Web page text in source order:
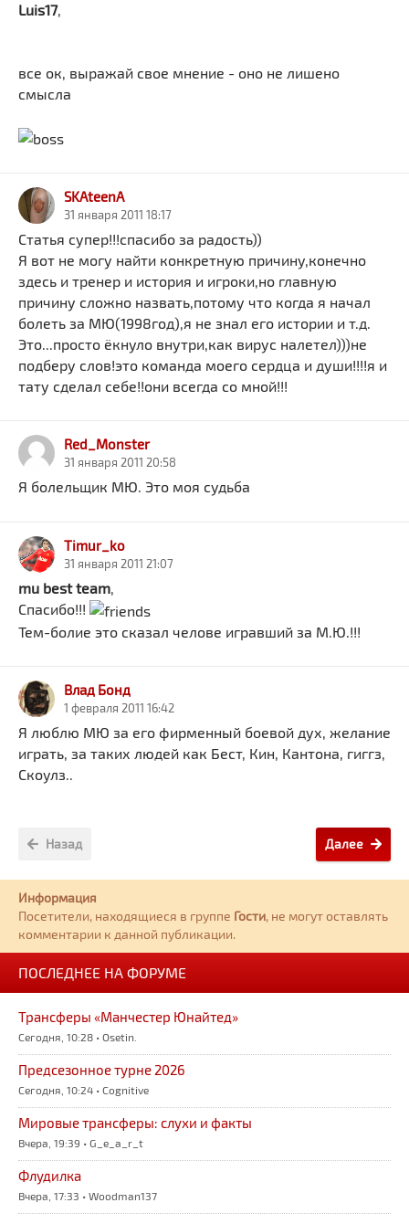
Luis17,
все ок, выражай свое мнение - оно не лишено
смысла
SKAteenA
31 января 2011 18:17
Статья супер!!!спасибо за радость))
Я вот не могу найти конкретную причину,конечно
здесь и тренер и история и игроки,но главную
причину сложно назвать,потому что когда я начал
болеть за МЮ(1998год),я не знал его истории и т.д.
Это...просто ёкнуло внутри,как вирус налетел)))не
подберу слов!это команда моего сердца и души!!!!я и
тату сделал себе!!они всегда со мной!!!
Red_Monster
31 января 2011 20:58
Я болельщик МЮ. Это моя судьба
Timur_ko
31 января 2011 21:07
mu best team
Спасибо!!!
Тем-болие это сказал челове игравший за М.Ю.!!!
Влад Бонд
1 февраля 2011 16:42
Я люблю МЮ за его фирменный боевой дух, желание
играть, за таких людей как Бест, Кин, Кантона, гиггз,
Скоулз..
Назад Далее
Информация
Посетители, находящиеся в группе Гости, не могут оставлять
комментарии к данной публикации.
ПОСЛЕДНЕЕ НА ФОРУМЕ
Трансферы «Манчестер Юнайтед»
Сегодня, 10:28 • Osetin.
Предсезонное турне 2026
Сегодня, 10:24 • Cognitive
Мировые трансферы: слухи и факты
Вчера, 19:39 • G_e_a_r_t
Флудилка
Вчера, 17:33 • Woodman137